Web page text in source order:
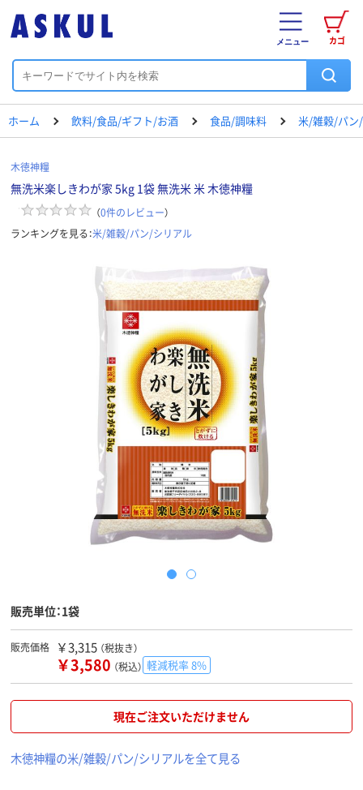
カゴ
メニュー
ホーム 飲料/食品/ギフト/お酒 食品/調味料 米/雑穀/パン
木徳神糧
無洗米楽しきわが家 5kg 1袋 無洗米 米 木徳神糧
（0件のレビュー）
ランキングを見る：米/雑穀/パン/シリアル
販売単位：1袋
販売価格 ￥3,315 （税抜き）
￥3,580 （税込） 軽減税率 8%
現在ご注文いただけません
木徳神糧の米/雑穀/パン/シリアルを全て見る